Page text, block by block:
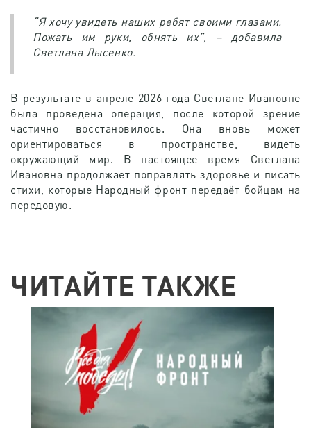
“Я хочу увидеть наших ребят своими глазами.
Пожать им руки, обнять их”, – добавила
Светлана Лысенко.
В результате в апреле 2026 года Светлане Ивановне
была проведена операция, после которой зрение
частично восстановилось. Она вновь может
ориентироваться в пространстве, видеть
окружающий мир. В настоящее время Светлана
Ивановна продолжает поправлять здоровье и писать
стихи, которые Народный фронт передаёт бойцам на
передовую.
ЧИТАЙТЕ ТАКЖЕ